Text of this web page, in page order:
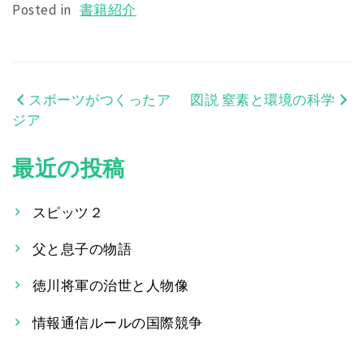
Posted in 書籍紹介
投
ナ
ビ
シ
ョ
スポーツがつくったア
ジア
図説 窒素と環境の科学
最近の投稿
スピッツ２
父と息子の物語
徳川将軍の治世と人物像
情報通信ルールの国際競争